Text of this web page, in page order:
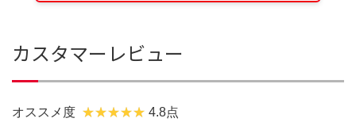
カスタマーレビュー
オススメ度 4.8点